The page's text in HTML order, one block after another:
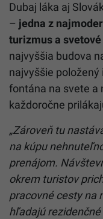
Dubaj láka aj
– jedna z
turizmus a
najvyššia budova
najvyššie
fontána na svete a
každoročne
„Zároveň tu
na kúpu
prenájom.
okrem turistov
pracovné cesty na
hľadajú rezidenčné